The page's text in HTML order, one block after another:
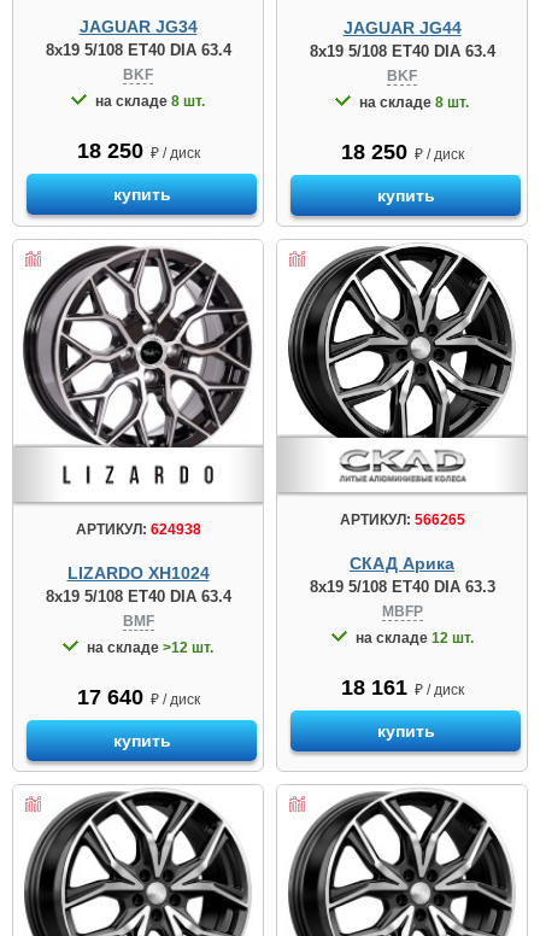
JAGUAR JG34
8x19 5/108 ET40 DIA 63.4
BKF
на складе 8 шт.
18 250 ₽ / диск
купить
JAGUAR JG44
8x19 5/108 ET40 DIA 63.4
BKF
на складе 8 шт.
18 250 ₽ / диск
купить
АРТИКУЛ: 624938
LIZARDO XH1024
8x19 5/108 ET40 DIA 63.4
BMF
на складе >12 шт.
17 640 ₽ / диск
купить
АРТИКУЛ: 566265
СКАД Арика
8x19 5/108 ET40 DIA 63.3
MBFP
на складе 12 шт.
18 161 ₽ / диск
купить